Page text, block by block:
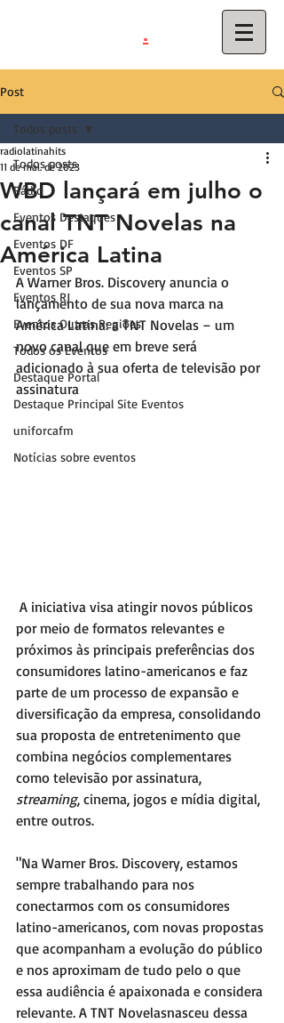
.
Post
Todos posts
Rádio
Eventos Destaques
Eventos DF
Eventos SP
Eventos RJ
Eventos Outras Regiões
Todos os Eventos
Destaque Portal
Destaque Principal Site Eventos
uniforcafm
Notícias sobre eventos
Todos posts
WBD lançará em julho o
canal TNT Novelas na
América Latina
radiolatinahits
11 de mai. de 2023
A Warner Bros. Discovery anuncia o
lançamento de sua nova marca na
América Latina: a TNT Novelas – um
novo canal que em breve será
adicionado à sua oferta de televisão por
assinatura
por meio de formatos relevantes e
próximos às principais preferências dos
consumidores latino-americanos e faz
parte de um processo de expansão e
diversificação da empresa, consolidando
sua proposta de entretenimento que
combina negócios complementares
como televisão por assinatura,
streaming, cinema, jogos e mídia digital,
entre outros.
"Na Warner Bros. Discovery, estamos
sempre trabalhando para nos
conectarmos com os consumidores
latino-americanos, com novas propostas
que acompanham a evolução do público
e nos aproximam de tudo pelo o que
essa audiência é apaixonada e considera
relevante. A TNT Novelasnasceu dessa